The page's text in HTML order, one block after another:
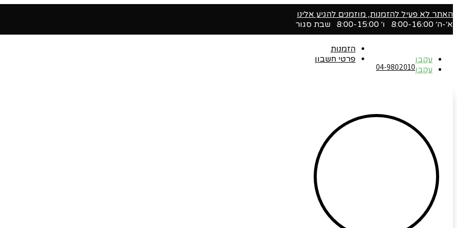
האתר לא פעיל להזמנות, מוזמנים להגיע אלינו
א׳-ה׳ 8:00-16:00 ו׳ 8:00-15:00 שבת סגור
עקבו
עקבו04-9802010‬
הזמנות
פרטי חשבון